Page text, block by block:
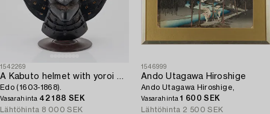
1542269
Edo (1603-1868).
Vasarahinta 42 188 SEK
Lähtöhinta 8 000 SEK
1546999
Ando Utagawa Hiroshige
Ando Utagawa Hiroshige,
Vasarahinta1 600 SEK
Lähtöhinta 2 500 SEK